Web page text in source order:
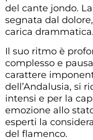
del cante jondo.
segnata dal
carica drammatica.
Il suo ritmo è
complesso e
carattere
dell’Andalusia, si
intensi e per la
emozione allo
esperti la
del flamenco.